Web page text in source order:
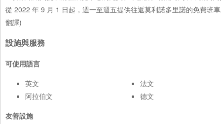
從 2022 年 9 月 1 日起，週一至週五提供往返莫利諾多里諾的免費班
翻譯)
設施與服務
可使用語言
英文
阿拉伯文
法文
德文
友善設施